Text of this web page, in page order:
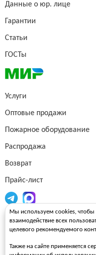
Данные о юр. лице
Гарантии
Статьи
ГОСТы
Услуги
Оптовые продажи
Пожарное оборудование
Распродажа
Возврат
Прайс-лист
Огнетушители
Мы используем cookies, чтобы
взаимодействие всех
целевого рекомендуемого
Также на сайте применяется